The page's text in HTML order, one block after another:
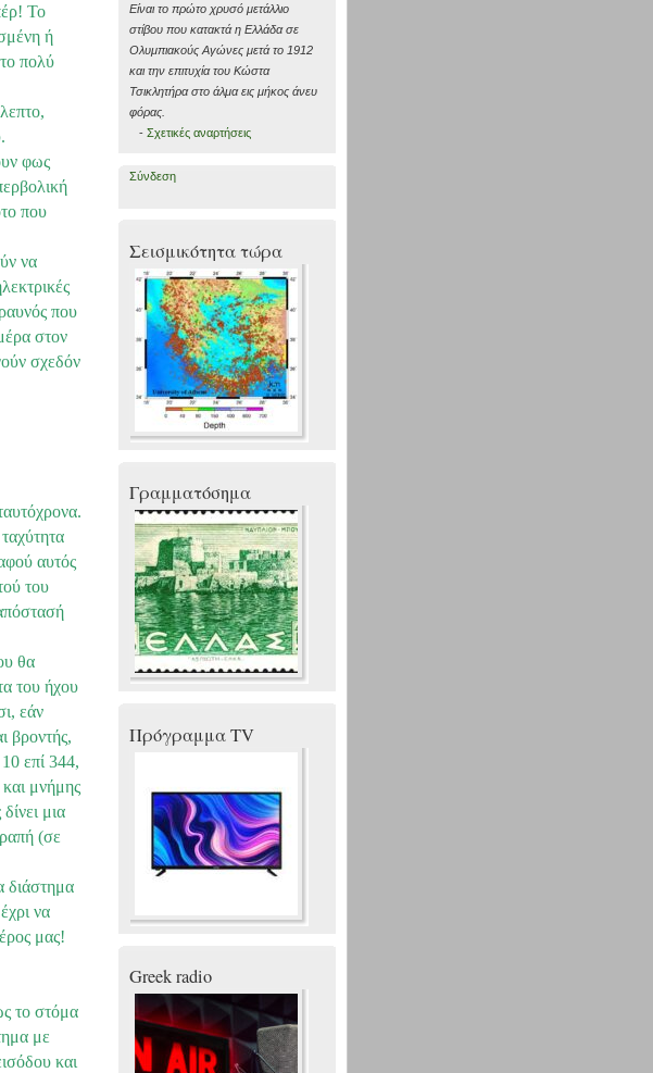
Το
ή
πολύ
φως
που
να
που
στον
σχεδόν
αυτός
του
θα
του ήχου
εάν
βροντής,
επί 344,
μνήμης
μια
(σε
διάστημα
να
μας!
το στόμα
με
και
Είναι το πρώτο χρυσό μετάλλιο
στίβου που κατακτά η Ελλάδα σε
Ολυμπιακούς Αγώνες μετά το 1912
και την επιτυχία του Κώστα
Τσικλητήρα στο άλμα εις μήκος άνευ
φόρας.
- Σχετικές αναρτήσεις
Σύνδεση
Σεισμικότητα τώρα
Γραμματόσημα
Πρόγραμμα TV
Greek radio